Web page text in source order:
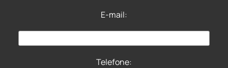
E-mail:
Telefone: